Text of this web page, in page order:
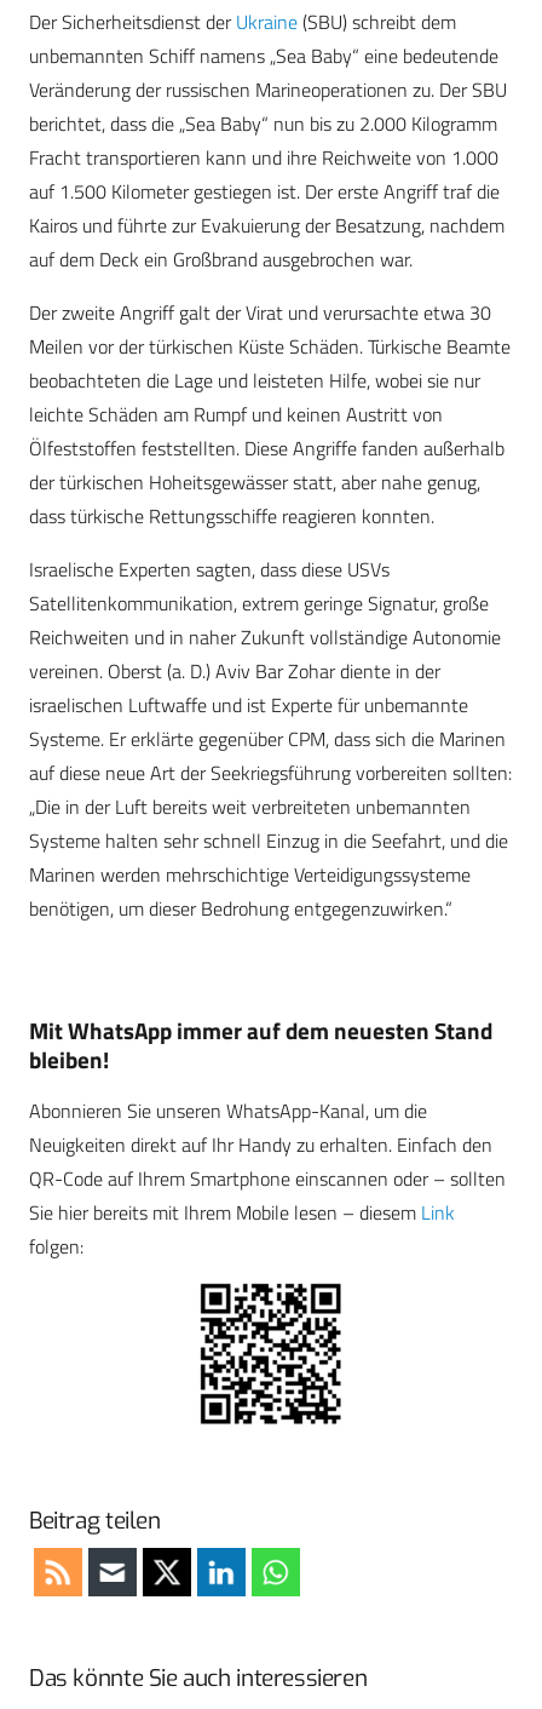
Der Sicherheitsdienst derUkraine(SBU) schreibt dem
unbemannten Schiff namens „Sea Baby“ eine bedeutende
Veränderung der russischen Marineoperationen zu. Der SBU
berichtet, dass die „Sea Baby“ nun bis zu 2.000 Kilogramm
Fracht transportieren kann und ihre Reichweite von 1.000
auf 1.500 Kilometer gestiegen ist. Der erste Angriff traf die
Kairos und führte zur Evakuierung der Besatzung, nachdem
auf dem Deck ein Großbrand ausgebrochen war.
Der zweite Angriff galt der Virat und verursachte etwa 30
Meilen vor der türkischen Küste Schäden. Türkische Beamte
beobachteten die Lage und leisteten Hilfe, wobei sie nur
leichte Schäden am Rumpf und keinen Austritt von
Ölfeststoffen feststellten. Diese Angriffe fanden außerhalb
der türkischen Hoheitsgewässer statt, aber nahe genug,
dass türkische Rettungsschiffe reagieren konnten.
Israelische Experten sagten, dass diese USVs
Satellitenkommunikation, extrem geringe Signatur, große
Reichweiten und in naher Zukunft vollständige Autonomie
vereinen. Oberst (a. D.) Aviv Bar Zohar diente in der
israelischen Luftwaffe und ist Experte für unbemannte
Systeme. Er erklärte gegenüber CPM, dass sich die Marinen
auf diese neue Art der Seekriegsführung vorbereiten sollten:
„Die in der Luft bereits weit verbreiteten unbemannten
Systeme halten sehr schnell Einzug in die Seefahrt, und die
Marinen werden mehrschichtige Verteidigungssysteme
benötigen, um dieser Bedrohung entgegenzuwirken.“
Mit WhatsApp immer auf dem neuesten Stand
bleiben!
Abonnieren Sie unseren WhatsApp-Kanal, um die
Neuigkeiten direkt auf Ihr Handy zu erhalten. Einfach den
QR-Code auf Ihrem Smartphone einscannen oder – sollten
Sie hier bereits mit Ihrem Mobile lesen – diesem Link
folgen:
Beitrag teilen
Das könnte Sie auch interessieren